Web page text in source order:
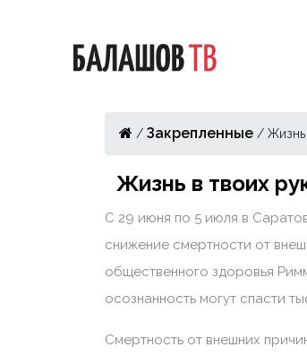
/ Закрепленные / Жизнь
Жизнь в твоих
С 29 июня по 5 июля в
снижение смертности от
общественного здоровья
осознанность могут спасти
Смертность от внешних